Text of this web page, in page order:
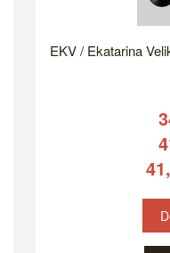
EKV / Ekatarina